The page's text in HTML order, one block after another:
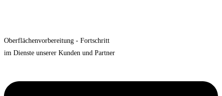
Oberflächenvorbereitung - Fortschritt
im Dienste unserer Kunden und Partner